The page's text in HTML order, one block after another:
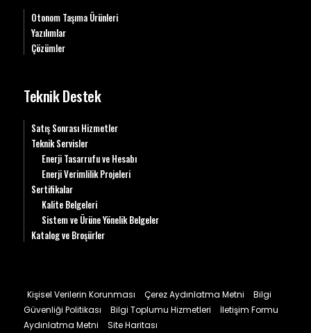
Otonom Taşıma Ürünleri
Yazılımlar
Çözümler
Teknik Destek
Satış Sonrası Hizmetler
Teknik Servisler
Enerji Tasarrufu ve Hesabı
Enerji Verimlilik Projeleri
Sertifikalar
Kalite Belgeleri
Sistem ve Ürüne Yönelik Belgeler
Katalog ve Broşürler
Kişisel Verilerin Korunması Çerez Aydınlatma Metni
Bilgi
Güvenliği Politikası
Bilgi Toplumu Hizmetleri
İletişim Formu
Aydınlatma Metni
Site Haritası